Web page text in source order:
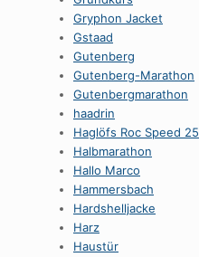
Gryphon Jacket
Gstaad
Gutenberg
Gutenberg-Marathon
Gutenbergmarathon
haadrin
Haglöfs Roc Speed 25
Halbmarathon
Hallo Marco
Hammersbach
Hardshelljacke
Harz
Haustür